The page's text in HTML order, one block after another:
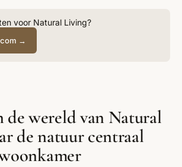
voor Natural Living?
→
de wereld van Natural
de natuur centraal